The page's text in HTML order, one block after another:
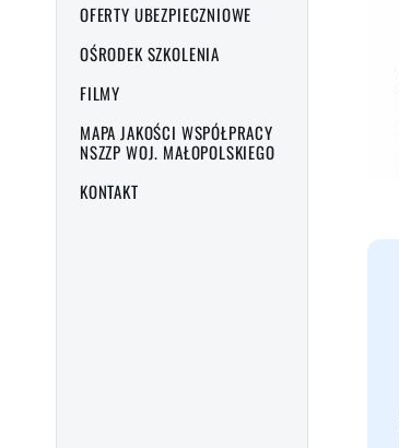
OFERTY UBEZPIECZNIOWE
OŚRODEK SZKOLENIA
FILMY
MAPA JAKOŚCI WSPÓŁPRACY
NSZZP WOJ. MAŁOPOLSKIEGO
KONTAKT